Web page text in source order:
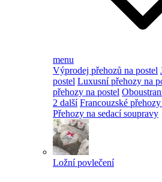
menu
Výprodej přehozů na postel
postel Luxusní přehozy na
přehozy na postel
2 další Francouzské
Přehozy na sedací soupravy
Ložní povlečení